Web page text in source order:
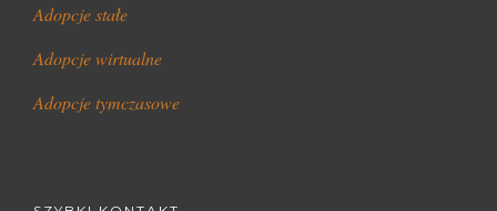
Adopcje stałe
Adopcje wirtualne
Adopcje tymczasowe